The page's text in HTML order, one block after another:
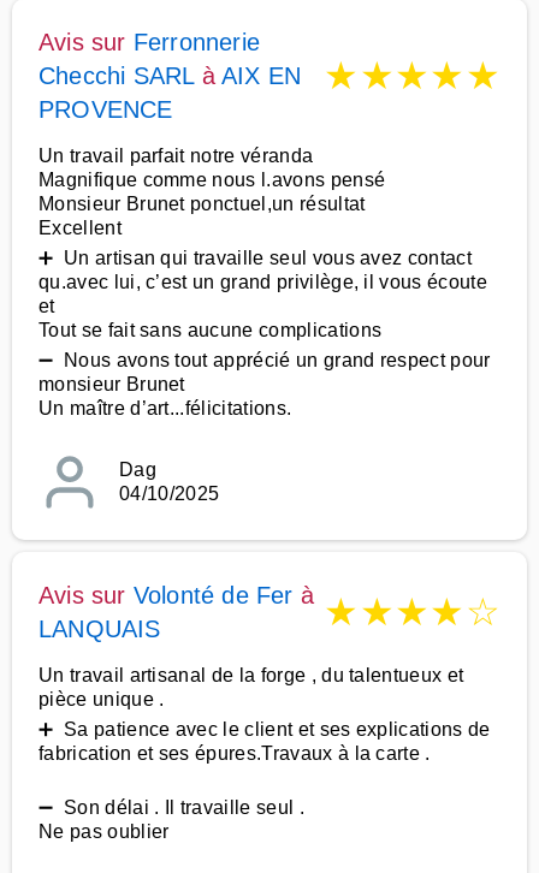
Avis sur Ferronnerie
Checchi SARLàAIX EN
PROVENCE
★★★★★
Un travail parfait notre véranda
Magnifique comme nous l.avons pensé
Monsieur Brunet ponctuel,un résultat
Excellent
➕ Un artisan qui travaille seul vous avez contact
qu.avec lui, c’est un grand privilège, il vous écoute
et
Tout se fait sans aucune complications
➖ Nous avons tout apprécié un grand respect pour
monsieur Brunet
Un maître d’art...félicitations.
Dag
04/10/2025
Avis sur Volonté de Fer à
LANQUAIS
★★★★☆
Un travail artisanal de la forge , du talentueux et
pièce unique .
➕ Sa patience avec le client et ses explications de
fabrication et ses épures.Travaux à la carte .
➖ Son délai . Il travaille seul .
Ne pas oublier